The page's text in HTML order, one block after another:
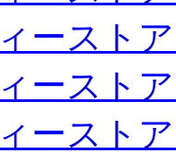
ースト
ースト
ースト